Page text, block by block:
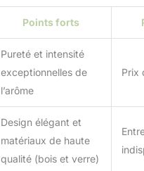
Points forts
Pureté et intensité
exceptionnelles de
l’arôme
Prix
Design élégant et
matériaux de haute
qualité (bois et verre)